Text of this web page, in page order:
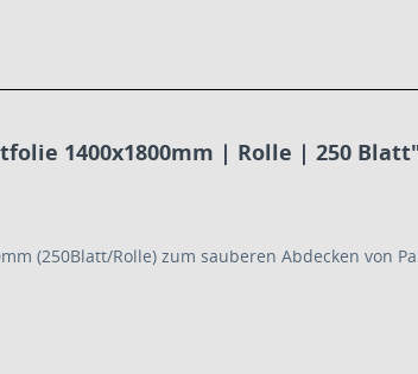
1400x1800mm | Rolle | 250
(250Blatt/Rolle) zum sauberen Abdecken